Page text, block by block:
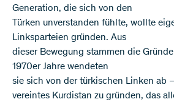
Generation, die sich von den
Türken unverstanden fühlte, wollte
Linksparteien gründen. Aus
dieser Bewegung stammen die
1970er Jahre wendeten
sie sich von der türkischen Linken ab
vereintes Kurdistan zu gründen, das